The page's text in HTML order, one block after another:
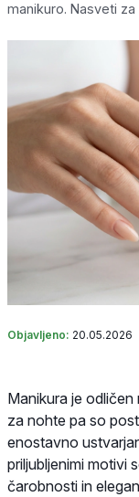
manikuro. Nasveti
Objavljeno: 20.05.2026
Manikura je
za nohte pa so
enostavno
priljubljenimi motivi
čarobnosti in